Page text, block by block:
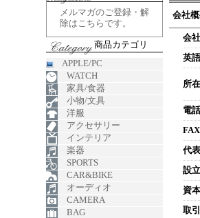
会社
会
英
所
電話
FAX
代
設立
資
取
メルマガのご登録・解
除はこちらです。
商品カテゴリ
APPLE/PC
WATCH
家具/食器
小物/文具
洋服
アクセサリー
インテリア
楽器
SPORTS
CAR&BIKE
オーディオ
CAMERA
BAG